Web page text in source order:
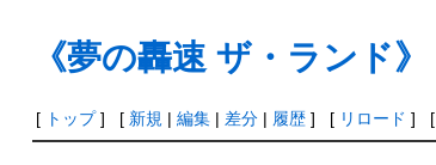
《夢の轟速 ザ・ランド》
[ トップ] [ 新規| 編集| 差分| 履歴] [ リロード ] [